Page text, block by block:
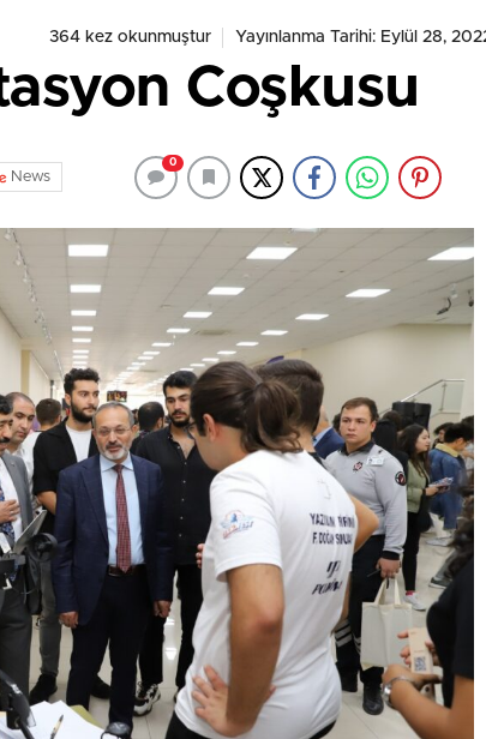
364 kez okunmuştur Yayınlanma Tarihi: Eylül 28,
Coşkusu
News
0